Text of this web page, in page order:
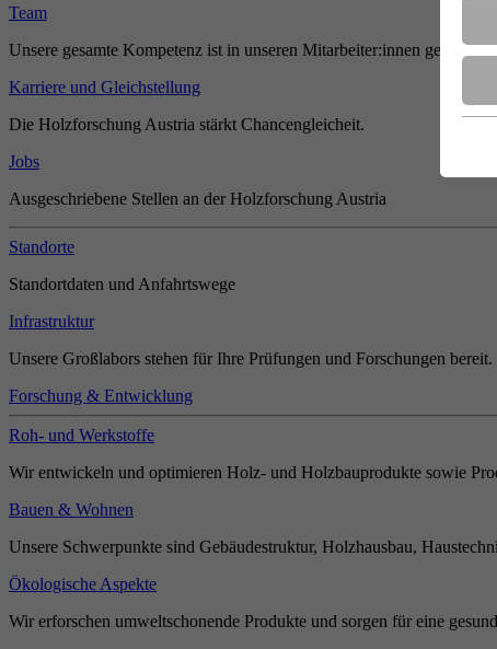
Team
Unsere gesamte Kompetenz ist in unseren Mitarbeiter:innen gebündelt
Karriere und Gleichstellung
Die Holzforschung Austria stärkt Chancengleicheit.
Jobs
Ausgeschriebene Stellen an der Holzforschung Austria
Standorte
Standortdaten und Anfahrtswege
Infrastruktur
Unsere Großlabors stehen für Ihre Prüfungen und Forschungen bereit.
Forschung & Entwicklung
Roh- und Werkstoffe
Wir entwickeln und optimieren Holz- und Holzbauprodukte sowie
Bauen & Wohnen
Unsere Schwerpunkte sind Gebäudestruktur, Holzhausbau,
Ökologische Aspekte
Wir erforschen umweltschonende Produkte und sorgen für eine